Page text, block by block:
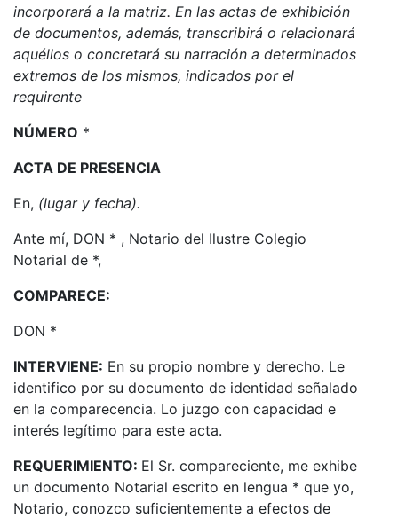
incorporará a la matriz. En las actas de exhibición
de documentos, además, transcribirá o relacionará
aquéllos o concretará su narración a determinados
extremos de los mismos, indicados por el
requirente
NÚMERO *
ACTA DE PRESENCIA
En, (lugar y fecha).
Ante mí, DON * , Notario del Ilustre Colegio
Notarial de *,
COMPARECE:
DON *
INTERVIENE: En su propio nombre y derecho. Le
identifico por su documento de identidad señalado
en la comparecencia. Lo juzgo con capacidad e
interés legítimo para este acta.
REQUERIMIENTO: El Sr. compareciente, me exhibe
un documento Notarial escrito en lengua * que yo,
Notario, conozco suficientemente a efectos de